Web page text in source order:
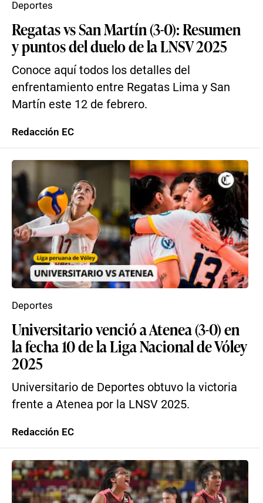
Regatas vs San Martín (3-0): Resumen
y puntos del duelo de la LNSV 2025
Conoce aquí todos los detalles del
enfrentamiento entre Regatas Lima y San
Martín este 12 de febrero.
Deportes
Redacción EC
Universitario venció a Atenea (3-0) en
la fecha 10 de la Liga Nacional de Vóley
2025
Universitario de Deportes obtuvo la victoria
frente a Atenea por la LNSV 2025.
Deportes
Redacción EC